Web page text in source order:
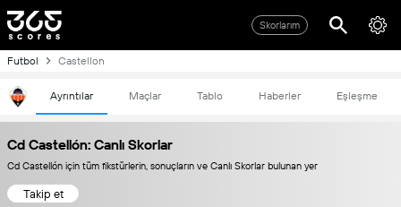
Skorlarım
Futbol Castellon
Ayrıntılar Maçlar Tablo Haberler Eşleşme
Cd Castellón: Canlı Skorlar
Cd Castellón için tüm fikstürlerin, sonuçların ve Canlı Skorlar bulunan yer
Takip et